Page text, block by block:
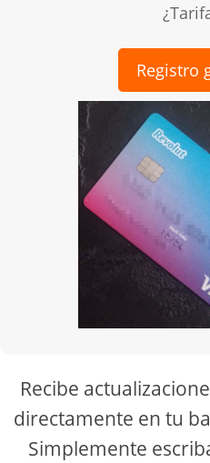
Registro
Recibe
directamente en tu
Simplemente